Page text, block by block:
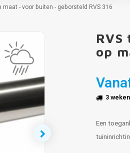
- voor buiten - geborsteld RVS 316
op
3 weken
Een